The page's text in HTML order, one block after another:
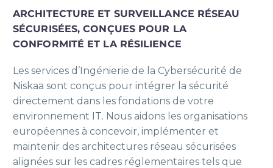
ARCHITECTURE ET SURVEILLANCE RÉSEAU
SÉCURISÉES, CONÇUES POUR LA
CONFORMITÉ ET LA RÉSILIENCE
Les services d’Ingénierie de la Cybersécurité de
Niskaa sont conçus pour intégrer la sécurité
directement dans les fondations de votre
environnement IT. Nous aidons les organisations
européennes à concevoir, implémenter et
maintenir des architectures réseau sécurisées
alignées sur les cadres réglementaires tels que